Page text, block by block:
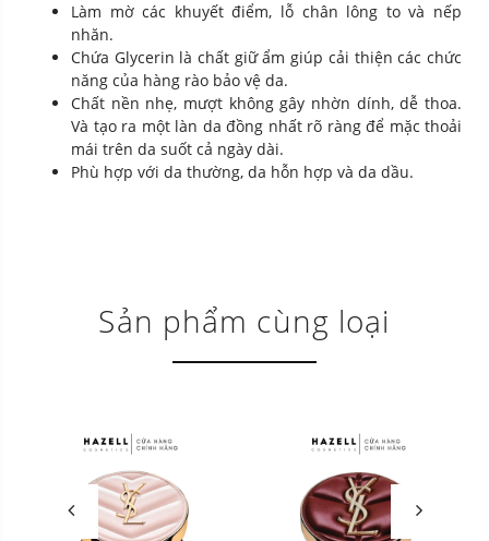
Làm mờ các khuyết điểm, lỗ chân lông to và nếp
nhăn.
Chứa Glycerin là chất giữ ẩm giúp cải thiện các chức
năng của hàng rào bảo vệ da.
Chất nền nhẹ, mượt không gây nhờn dính, dễ thoa.
Và tạo ra một làn da đồng nhất rõ ràng để mặc thoải
mái trên da suốt cả ngày dài.
Phù hợp với da thường, da hỗn hợp và da dầu.
Sản phẩm cùng loại